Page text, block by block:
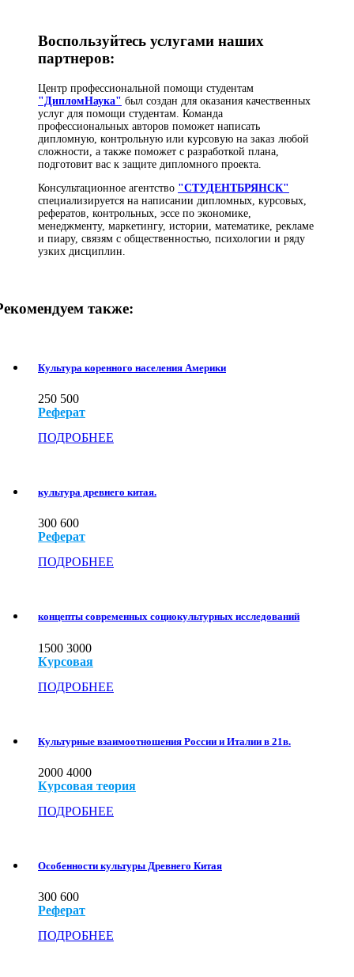
Воспользуйтесь услугами наших
партнеров:
Центр профессиональной помощи студентам
"ДипломНаука" был создан для оказания качественных
услуг для помощи студентам. Команда
профессиональных авторов поможет написать
дипломную, контрольную или курсовую на заказ любой
сложности, а также поможет с разработкой плана,
подготовит вас к защите дипломного проекта.
Консультационное агентство "СТУДЕНТБРЯНСК"
специализируется на написании дипломных, курсовых,
рефератов, контрольных, эссе по экономике,
менеджменту, маркетингу, истории, математике, рекламе
и пиару, связям с общественностью, психологии и ряду
узких дисциплин.
также:
Культура коренного населения Америки
250 500
Реферат
ПОДРОБНЕЕ
культура древнего китая.
300 600
Реферат
ПОДРОБНЕЕ
концепты современных социокультурных исследований
1500 3000
Курсовая
ПОДРОБНЕЕ
Культурные взаимоотношения России и Италии в 21в.
2000 4000
Курсовая теория
ПОДРОБНЕЕ
Особенности культуры Древнего Китая
300 600
Реферат
ПОДРОБНЕЕ